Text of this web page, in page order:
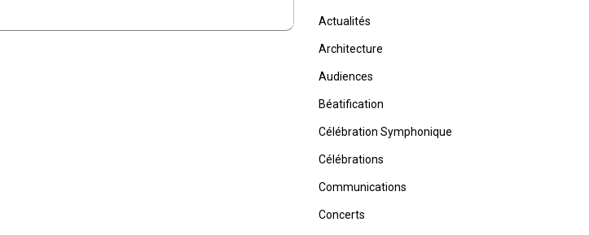
Actualités
Architecture
Audiences
Béatification
Célébration Symphonique
Célébrations
Communications
Concerts